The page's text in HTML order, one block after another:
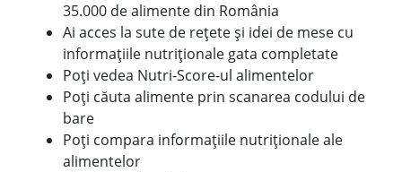
35.000 de alimente din România
Ai acces la sute de rețete și idei de mese cu
informațiile nutriționale gata completate
Poți vedea Nutri-Score-ul alimentelor
Poți căuta alimente prin scanarea codului de
bare
Poți compara informațiile nutriționale ale
alimentelor